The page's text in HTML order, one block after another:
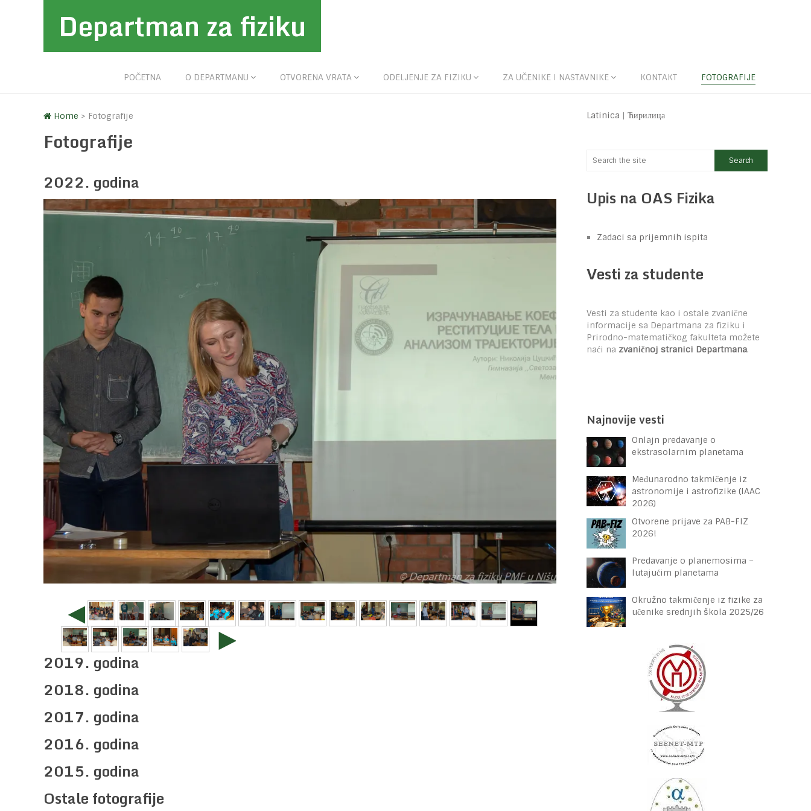
Departman za fiziku
POČETNA O DEPARTMANU OTVORENA VRATA ODELJENJE ZA FIZIKU ZA UČENIKE I NASTAVNIKE KONTAKT FOTOGRAFIJE
Home > Fotografije
Fotografije
2022. godina
◄
►
2019. godina
2018. godina
2017. godina
2016. godina
2015. godina
Ostale fotografije
Latinica | Ћирилица
Upis na OAS Fizika
Zadaci sa prijemnih ispita
Vesti za studente
Vesti za studente kao i ostale zvanične
informacije sa Departmana za fiziku i
Prirodno-matematičkog fakulteta možete
naći na zvaničnoj stranici Departmana.
Najnovije vesti
Onlajn predavanje o
ekstrasolarnim planetama
Međunarodno takmičenje iz
astronomije i astrofizike (IAAC
2026)
Otvorene prijave za PAB-FIZ
2026!
Predavanje o planemosima –
lutajućim planetama
Okružno takmičenje iz fizike za
učenike srednjih škola 2025/26